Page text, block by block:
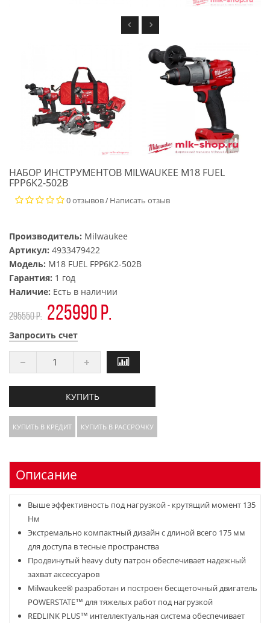
НАБОР ИНСТРУМЕНТОВ MILWAUKEE M18 FUEL
FPP6K2-502B
0 отзывов/ Написать отзыв
Производитель: Milwaukee
Артикул: 4933479422
Модель: M18 FUEL FPP6K2-502B
Гарантия: 1 год
Наличие: Есть в наличии
295550 р. 225990 р.
Запросить счет
КУПИТЬ
КУПИТЬ В КРЕДИТ КУПИТЬ В РАССРОЧКУ
Описание
Выше эффективность под нагрузкой - крутящий момент 135
Нм
Экстремально компактный дизайн с длиной всего 175 мм
для доступа в тесные пространства
Продвинутый heavy duty патрон обеспечивает надежный
захват аксессуаров
Milwaukee® разработан и построен бесщеточный двигатель
POWERSTATE™ для тяжелых работ под нагрузкой
REDLINK PLUS™ интеллектуальная система обеспечивает